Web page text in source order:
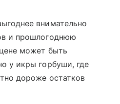
внимательно
и прошлогоднюю
может быть
у икры горбуши, где
дороже остатков